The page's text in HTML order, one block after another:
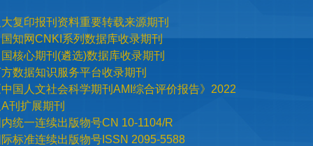
标准连续出版物号ISSN 2095-5588